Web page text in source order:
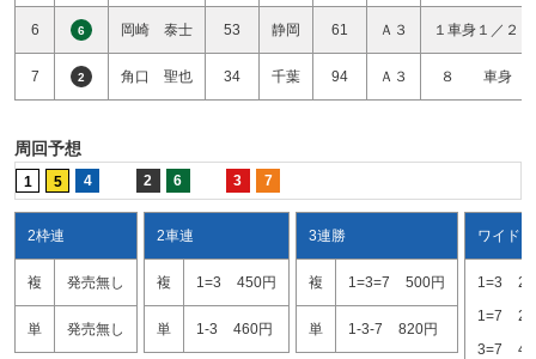
6 6 岡崎 泰士 53 静岡 61 Ａ３ １車身１／２
7 2 角口 聖也 34 千葉 94 Ａ３ ８ 車身
周回予想
1 5 4 2 6 3 7
2枠連
複 発売無し
単 発売無し
2車連
複 1=3 450円
単 1-3 460円
3連勝
複 1=3=7 500円
単 1-3-7 820円
ワイド
1=3
1=7
3=7